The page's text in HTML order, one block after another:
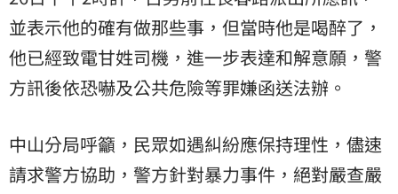
並表示他的確有做那些事，但當時他是喝醉了，
他已經致電甘姓司機，進一步表達和解意願，警
方訊後依恐嚇及公共危險等罪嫌函送法辦。
中山分局呼籲，民眾如遇糾紛應保持理性，儘速
請求警方協助，警方針對暴力事件，絕對嚴查嚴